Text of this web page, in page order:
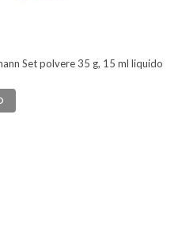
Set polvere 35 g, 15 ml liquido